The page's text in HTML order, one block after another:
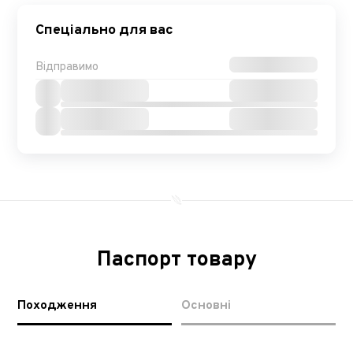
Спеціально для вас
Відправимо
Паспорт товару
Походження Основні